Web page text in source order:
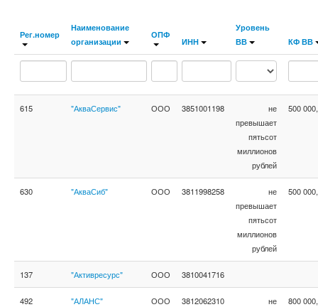
Рег.номер
Наименование
организации
ОПФ
ИНН
Уровень
ВВ
КФ ВВ
615 "АкваСервис" ООО 3851001198
не
превышает
пятьсот
миллионов
рублей
500
630 "АкваСиб" ООО 3811998258
не
превышает
пятьсот
миллионов
рублей
500
137 "Активресурс" ООО 3810041716
492 "АЛАНС" ООО 3812062310
не
800